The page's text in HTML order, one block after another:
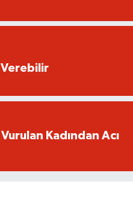
Verebilir
Kadından Acı